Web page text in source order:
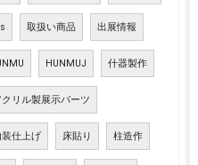
取扱い商品 出展情報
HUNMUJ 什器製作
クリル製展示パーツ
装仕上げ 床貼り 柱造作